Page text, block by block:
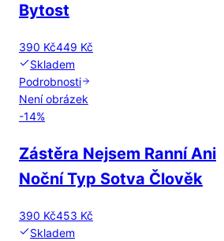
Bytost
390 Kč449 Kč
Skladem
Podrobnosti
Není obrázek
-14%
Zástěra Nejsem Ranní Ani
Noční Typ Sotva Člověk
390 Kč453 Kč
Skladem